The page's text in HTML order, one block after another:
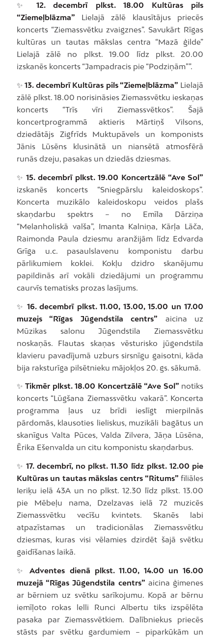
✨12. decembrī plkst. 18.00 Kultūras pils
“Ziemeļblāzma” Lielajā zālē klausītājus priecēs
koncerts “Ziemassvētku zvaigznes”. Savukārt Rīgas
kultūras un tautas mākslas centra “Mazā ģilde”
Lielajā zālē no plkst. 19.00 līdz plkst. 20.00
izskanēs koncerts “Jampadracis pie “Podziņām””.
✨13. decembrī Kultūras pils “Ziemeļblāzma” Lielajā
zālē plkst. 18.00 norisināsies Ziemassvētku ieskaņas
koncerts “Trīs vīri Ziemassvētkos”. Šajā
koncertprogrammā aktieris Mārtiņš Vilsons,
dziedātājs Zigfrīds Muktupāvels un komponists
Jānis Lūsēns klusinātā un niansētā atmosfērā
runās dzeju, pasakas un dziedās dziesmas.
✨15. decembrī plkst. 19.00 Koncertzālē “Ave Sol”
izskanēs koncerts “Sniegpārslu kaleidoskops”.
Koncerta muzikālo kaleidoskopu veidos plašs
skaņdarbu spektrs – no Emīla Dārziņa
“Melanholiskā valša”, Imanta Kalniņa, Kārļa Lāča,
Raimonda Paula dziesmu aranžijām līdz Edvarda
Grīga u.c. pasaulslavenu komponistu darbu
pārlikumiem koklei. Kokļu dzidro skanējumu
papildinās arī vokāli dziedājumi un programmu
caurvīs tematisks prozas lasījums.
✨ 16. decembrī plkst. 11.00, 13.00, 15.00 un 17.00
muzejs “Rīgas Jūgendstila centrs” aicina uz
Mūzikas salonu Jūgendstila Ziemassvētku
noskaņās. Flautas skaņas vēsturisko jūgendstila
klavieru pavadījumā uzburs sirsnīgu gaisotni, kāda
bija raksturīga pilsētnieku mājokļos 20. gs. sākumā.
✨Tikmēr plkst. 18.00 Koncertzālē “Ave Sol” notiks
koncerts “Lūgšana Ziemassvētku vakarā”. Koncerta
programma ļaus uz brīdi ieslīgt mierpilnās
pārdomās, klausoties lieliskus, muzikāli bagātus un
skanīgus Valta Pūces, Valda Zilvera, Jāņa Lūsēna,
Ērika Ešenvalda un citu komponistu skaņdarbus.
✨17. decembrī, no plkst. 11.30 līdz plkst. 12.00 pie
Kultūras un tautas mākslas centrs “Ritums” filiāles
Ieriķu ielā 43A un no plkst. 12.30 līdz plkst. 13.00
pie Mēbeļu nama, Dzelzavas ielā 72 muzicēs
Ziemassvētku vecīšu kvintets. Skanēs labi
atpazīstamas un tradicionālas Ziemassvētku
dziesmas, kuras visi vēlamies dzirdēt šajā svētku
gaidīšanas laikā.
✨Adventes dienā plkst. 11.00, 14.00 un 16.00
muzejā “Rīgas Jūgendstila centrs” aicina ģimenes
ar bērniem uz svētku sarīkojumu. Kopā ar bērnu
iemīļoto rokas lelli Runci Albertu tiks izspēlēta
pasaka par Ziemassvētkiem. Dalībniekus priecēs
stāsts par svētku gardumiem – piparkūkām un